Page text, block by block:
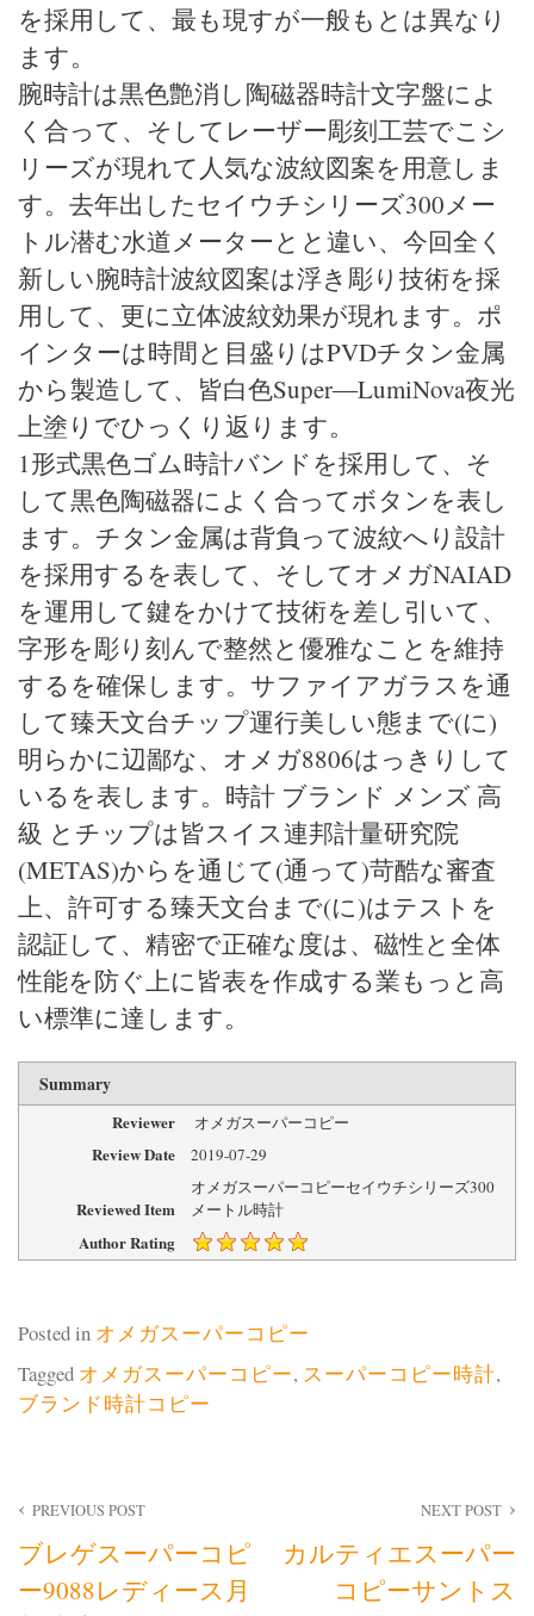
を採用して、最も現すが一般もとは異なり
ます。
腕時計は黒色艶消し陶磁器時計文字盤によ
く合って、そしてレーザー彫刻工芸でこシ
リーズが現れて人気な波紋図案を用意しま
す。去年出したセイウチシリーズ300メー
トル潜む水道メーターとと違い、今回全く
新しい腕時計波紋図案は浮き彫り技術を採
用して、更に立体波紋効果が現れます。ポ
インターは時間と目盛りはPVDチタン金属
から製造して、皆白色Super―LumiNova夜光
上塗りでひっくり返ります。
1形式黒色ゴム時計バンドを採用して、そ
して黒色陶磁器によく合ってボタンを表し
ます。チタン金属は背負って波紋へり設計
を採用するを表して、そしてオメガNAIAD
を運用して鍵をかけて技術を差し引いて、
字形を彫り刻んで整然と優雅なことを維持
するを確保します。サファイアガラスを通
して臻天文台チップ運行美しい態まで(に)
明らかに辺鄙な、オメガ8806はっきりして
いるを表します。時計 ブランド メンズ 高
級 とチップは皆スイス連邦計量研究院
(METAS)からを通じて(通って)苛酷な審査
上、許可する臻天文台まで(に)はテストを
認証して、精密で正確な度は、磁性と全体
性能を防ぐ上に皆表を作成する業もっと高
い標準に達します。
Summary
Reviewer オメガスーパーコピー
Review Date 2019-07-29
Reviewed Item
オメガスーパーコピーセイウチシリーズ300
メートル時計
Author Rating
Posted in オメガスーパーコピー
Tagged オメガスーパーコピー, スーパーコピー時計,
ブランド時計コピー
投
稿
PREVIOUS POST
ブレゲスーパーコピ
ー9088レディース月
NEXT POST
カルティエスーパー
コピーサントス